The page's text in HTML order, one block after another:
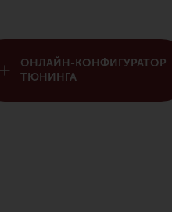
ОНЛАЙН-КОНФИГУРАТОР
ТЮНИНГА